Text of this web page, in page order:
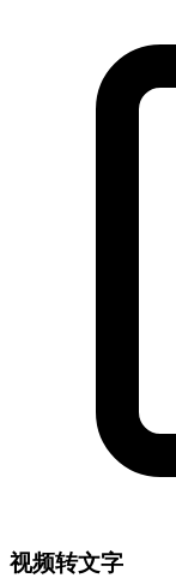
视频转文字